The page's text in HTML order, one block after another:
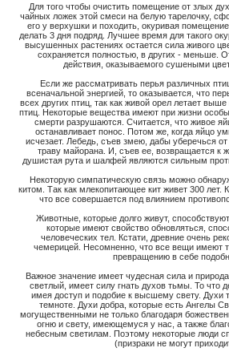
Для того чтобы очистить помещение от злых
чайных ложек этой смеси на белую тарелочку,
его у верхушки и походить, окуривая
делать 3 дня подряд. Лучшее время для такого
высушенных растениях остается сила живого
сохраняется полностью, в других - меньше.
действия, оказываемого сушеными
Если же рассматривать перья различных
всеначальной энергией, то оказывается, что
всех других птиц, так как живой орел летает
птиц. Некоторые вещества имеют при жизни
смерти разрушаются. Считается, что живое
останавливает понос. Потом же, когда яйцо
исчезает. Лебедь, съев змею, дабы уберечься
траву майорана. И, съев ее, возвращается к
душистая рута и шалфей являются сильным
Некоторую симпатическую связь можно
китом. Так как млекопитающее кит живет 300 лет.
что все совершается под влиянием
Животные, которые долго живут,
которые имеют свойство обновляться,
человеческих тел. Кстати, древние очень
чемерицей. Несомненно, что все вещи имеют
превращению в себе
Важное значение имеет чудесная сила и
светлый, имеет силу гнать духов тьмы. То что
имея доступ и подобие к высшему свету. Духи
темноте. Духи добра, которые есть Ангелы
могущественными не только благодаря
огню и свету, имеющемуся у нас, а также
небесным светилам. Поэтому некоторые люди
(призраки не могут